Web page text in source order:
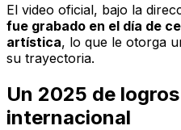
El video oficial, bajo la
fue grabado en el día de
artística, lo que le otorga
su trayectoria.
Un 2025 de
internacional